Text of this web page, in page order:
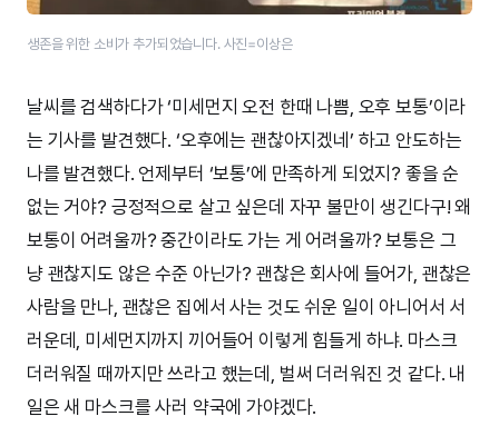
생존을 위한 소비가 추가되었습니다. 사진=이상은
날씨를 검색하다가 ‘미세먼지 오전 한때 나쁨, 오후 보통’이라
는 기사를 발견했다. ‘오후에는 괜찮아지겠네’ 하고 안도하는
나를 발견했다. 언제부터 ‘보통’에 만족하게 되었지? 좋을 순
없는 거야? 긍정적으로 살고 싶은데 자꾸 불만이 생긴다구! 왜
보통이 어려울까? 중간이라도 가는 게 어려울까? 보통은 그
냥 괜찮지도 않은 수준 아닌가? 괜찮은 회사에 들어가, 괜찮은
사람을 만나, 괜찮은 집에서 사는 것도 쉬운 일이 아니어서 서
러운데, 미세먼지까지 끼어들어 이렇게 힘들게 하냐. 마스크
더러워질 때까지만 쓰라고 했는데, 벌써 더러워진 것 같다. 내
일은 새 마스크를 사러 약국에 가야겠다.